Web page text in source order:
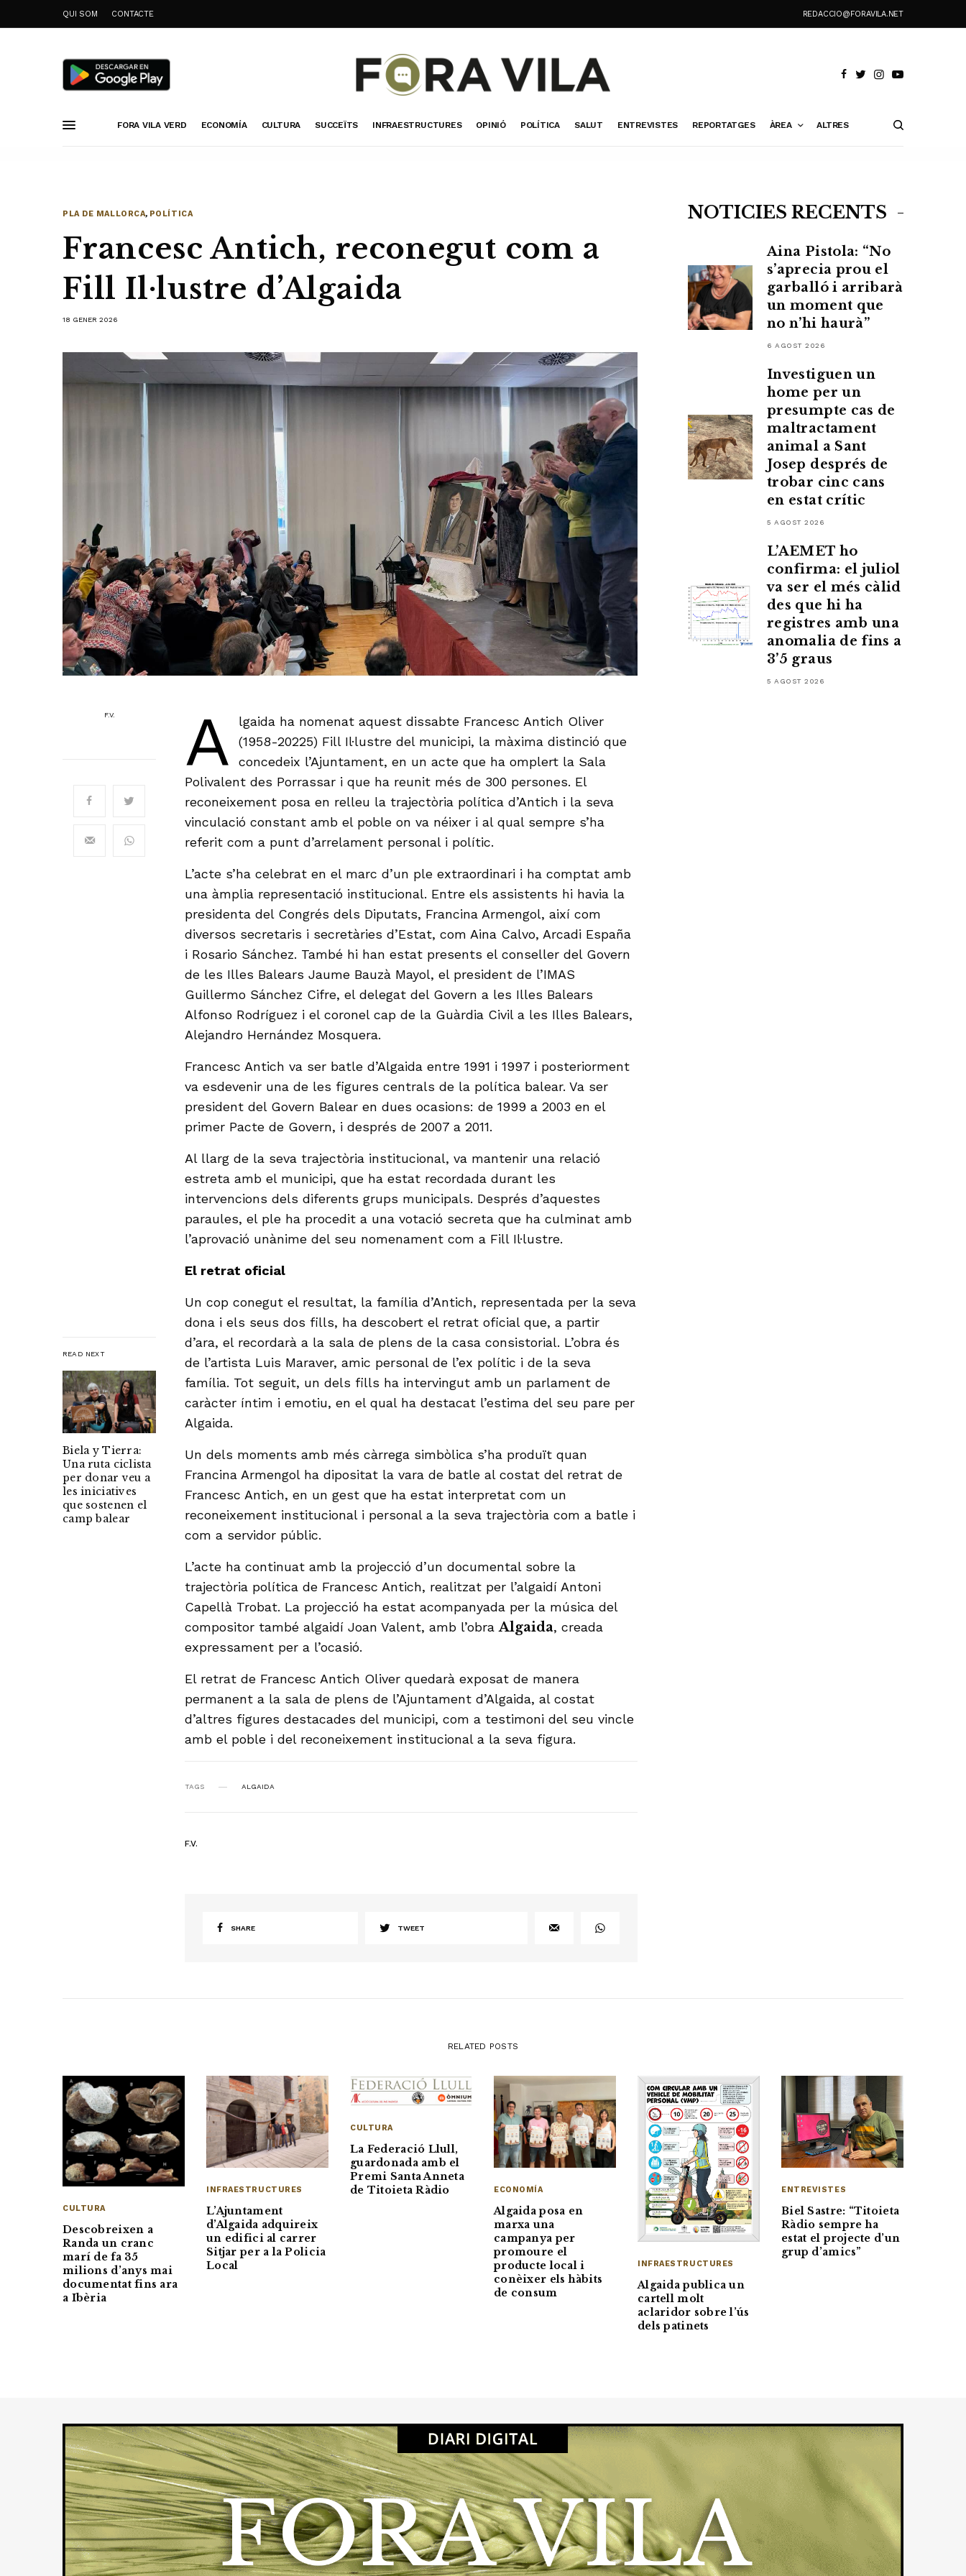
QUI SOM CONTACTE REDACCIO@FORAVILA.NET
FORA VILA VERD ECONOMÍA CULTURA SUCCEÏTS INFRAESTRUCTURES OPINIÓ POLÍTICA SALUT ENTREVISTES REPORTATGES ÀREA ALTRES
PLA DE MALLORCA, POLÍTICA
Francesc Antich, reconegut com a
Fill Il·lustre d’Algaida
18 GENER 2026
F.V.
READ NEXT
Biela y Tierra:
Una ruta ciclista
per donar veu a
les iniciatives
que sostenen el
camp balear
A
lgaida ha nomenat aquest dissabte Francesc Antich Oliver
(1958-20225) Fill Il·lustre del municipi, la màxima distinció que
concedeix l’Ajuntament, en un acte que ha omplert la Sala
Polivalent des Porrassar i que ha reunit més de 300 persones. El
reconeixement posa en relleu la trajectòria política d’Antich i la seva
vinculació constant amb el poble on va néixer i al qual sempre s’ha
referit com a punt d’arrelament personal i polític.
L’acte s’ha celebrat en el marc d’un ple extraordinari i ha comptat amb
una àmplia representació institucional. Entre els assistents hi havia la
presidenta del Congrés dels Diputats, Francina Armengol, així com
diversos secretaris i secretàries d’Estat, com Aina Calvo, Arcadi España
i Rosario Sánchez. També hi han estat presents el conseller del Govern
de les Illes Balears Jaume Bauzà Mayol, el president de l’IMAS
Guillermo Sánchez Cifre, el delegat del Govern a les Illes Balears
Alfonso Rodríguez i el coronel cap de la Guàrdia Civil a les Illes Balears,
Alejandro Hernández Mosquera.
Francesc Antich va ser batle d’Algaida entre 1991 i 1997 i posteriorment
va esdevenir una de les figures centrals de la política balear. Va ser
president del Govern Balear en dues ocasions: de 1999 a 2003 en el
primer Pacte de Govern, i després de 2007 a 2011.
Al llarg de la seva trajectòria institucional, va mantenir una relació
estreta amb el municipi, que ha estat recordada durant les
intervencions dels diferents grups municipals. Després d’aquestes
paraules, el ple ha procedit a una votació secreta que ha culminat amb
l’aprovació unànime del seu nomenament com a Fill Il·lustre.
El retrat oficial
Un cop conegut el resultat, la família d’Antich, representada per la seva
dona i els seus dos fills, ha descobert el retrat oficial que, a partir
d’ara, el recordarà a la sala de plens de la casa consistorial. L’obra és
de l’artista Luis Maraver, amic personal de l’ex polític i de la seva
família. Tot seguit, un dels fills ha intervingut amb un parlament de
caràcter íntim i emotiu, en el qual ha destacat l’estima del seu pare per
Algaida.
Un dels moments amb més càrrega simbòlica s’ha produït quan
Francina Armengol ha dipositat la vara de batle al costat del retrat de
Francesc Antich, en un gest que ha estat interpretat com un
reconeixement institucional i personal a la seva trajectòria com a batle i
com a servidor públic.
L’acte ha continuat amb la projecció d’un documental sobre la
trajectòria política de Francesc Antich, realitzat per l’algaidí Antoni
Capellà Trobat. La projecció ha estat acompanyada per la música del
compositor també algaidí Joan Valent, amb l’obraAlgaida, creada
expressament per a l’ocasió.
El retrat de Francesc Antich Oliver quedarà exposat de manera
permanent a la sala de plens de l’Ajuntament d’Algaida, al costat
d’altres figures destacades del municipi, com a testimoni del seu vincle
amb el poble i del reconeixement institucional a la seva figura.
TAGS ALGAIDA
F.V.
SHARE TWEET
NOTÍCIES RECENTS
Aina Pistola: “No
s’aprecia prou el
garballó i arribarà
un moment que
no n’hi haurà”
6 AGOST 2026
Investiguen un
home per un
presumpte cas de
maltractament
animal a Sant
Josep després de
trobar cinc cans
en estat crític
5 AGOST 2026
L’AEMET ho
confirma: el juliol
va ser el més càlid
des que hi ha
registres amb una
anomalia de fins a
3’5 graus
5 AGOST 2026
RELATED POSTS
CULTURA
Descobreixen a
Randa un cranc
marí de fa 35
milions d’anys mai
documentat fins ara
a Ibèria
INFRAESTRUCTURES
L’Ajuntament
d’Algaida adquireix
un edifici al carrer
Sitjar per a la Policia
Local
CULTURA
La Federació Llull,
guardonada amb el
Premi Santa Anneta
de Titoieta Ràdio
ECONOMÍA
Algaida posa en
marxa una
campanya per
promoure el
producte local i
conèixer els hàbits
de consum
INFRAESTRUCTURES
Algaida publica un
cartell molt
aclaridor sobre l’ús
dels patinets
ENTREVISTES
Biel Sastre: “Titoieta
Ràdio sempre ha
estat el projecte d’un
grup d’amics”